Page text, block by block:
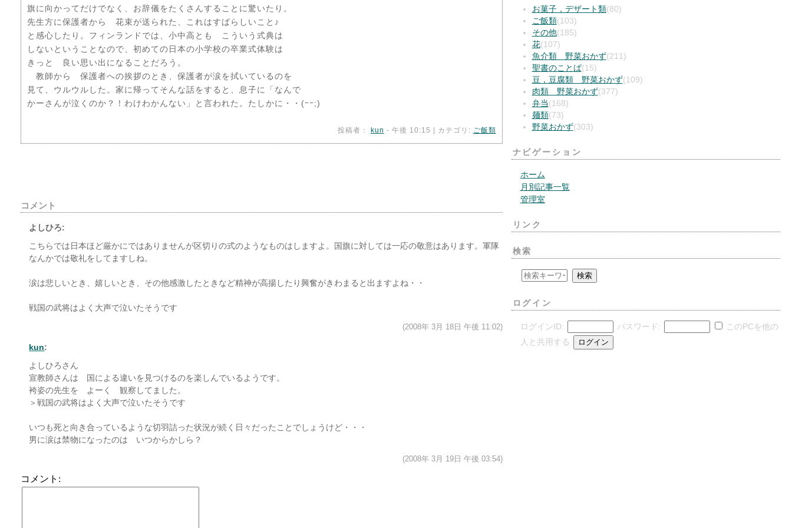
旗に向かってだけでなく、お辞儀をたくさんすることに驚いたり。
先生方に保護者から 花束が送られた、これはすばらしいこと♪
と感心したり。フィンランドでは、小中高とも こういう式典は
しないということなので、初めての日本の小学校の卒業式体験は
きっと 良い思い出になることだろう。
教師から 保護者への挨拶のとき、保護者が涙を拭いているのを
見て、ウルウルした。家に帰ってそんな話をすると、息子に「なんで
かーさんが泣くのか？！わけわかんない」と言われた。たしかに・・(ｰｰ;)
投稿者： kun - 午後 10:15 | カテゴリ: ご飯類
コメント
よしひろ:
こちらでは日本ほど厳かにではありませんが区切りの式のようなものはしますよ。国旗に対しては一応の敬意はあります。軍隊
なんかでは敬礼をしてますしね。
涙は悲しいとき、嬉しいとき、その他感激したときなど精神が高揚したり興奮がきわまると出ますよね・・
戦国の武将はよく大声で泣いたそうです
(2008年 3月 18日 午後 11:02)
kun:
よしひろさん
宣教師さんは 国による違いを見つけるのを楽しんでいるようです。
袴姿の先生を よーく 観察してました。
＞戦国の武将はよく大声で泣いたそうです
いつも死と向き合っているような切羽詰った状況が続く日々だったことでしょうけど・・・
男に涙は禁物になったのは いつからかしら？
(2008年 3月 19日 午後 03:54)
コメント:
お菓子，デザート類(80)
ご飯類(103)
その他(185)
花(107)
魚介類 野菜おかず(211)
聖書のことば(15)
豆，豆腐類 野菜おかず(109)
肉類 野菜おかず(377)
弁当 (168)
麺類(73)
野菜おかず(303)
ナビゲーション
ホーム
月別記事一覧
管理室
リンク
検索
ログイン
ログインID: パスワード:
このPCを他の
人と共用する